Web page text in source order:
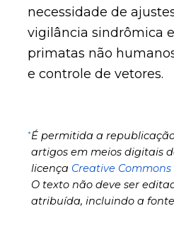
necessidade de
vigilância sindrômica
primatas não
e controle de vetores.
*É permitida a
artigos em meios digitais
licença Creative Commons
O texto não deve ser
atribuída, incluindo a fonte